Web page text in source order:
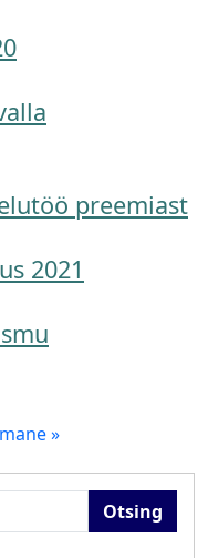
preemiast
2021
leht
»Viimane leht